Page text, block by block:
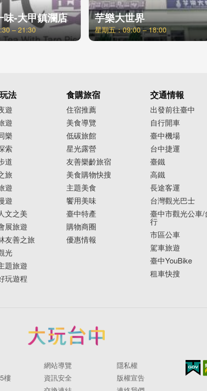
味-大甲鎮瀾店
– 21:30
芋樂大世界
星期五：09:00 – 18:00
法
遊
遊
樂
索
道
旅
遊
遊
文之美
展旅遊
友善之旅
光
題旅遊
玩遊程
食購旅宿
住宿推薦
美食導覽
低碳旅館
星光露營
友善樂齡旅宿
美食購物快搜
主題美食
饗用美味
臺中特產
購物商圈
優惠情報
交通情報
出發前往臺中
自行開車
臺中機場
台中捷運
臺鐵
高鐵
長途客運
台灣觀光巴士
臺中市觀光公車/
行
市區公車
駕車旅遊
臺中YouBike
租車快搜
樓
網站導覽
隱私權
資訊安全
版權宣告